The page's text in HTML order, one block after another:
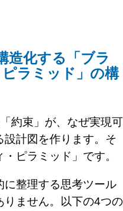
造化する「ブラ
ラミッド」の構
約束」が、なぜ実現可
計図を作ります。そ
ピラミッド」です。
に整理する思考ツール
りません。以下の4つの